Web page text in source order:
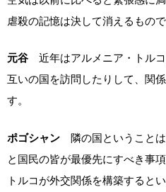
虐殺の記憶は決して消えるもので
元谷 近年はアルメニア・トル
互いの国を訪問したりして、関
す。
ポゴシャン 隣の国ということ
と国民の皆が最優先にすべき事
トルコが外交関係を構築すると